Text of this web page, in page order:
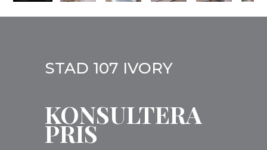
STAD 107 IVORY
KONSULTERA
PRIS